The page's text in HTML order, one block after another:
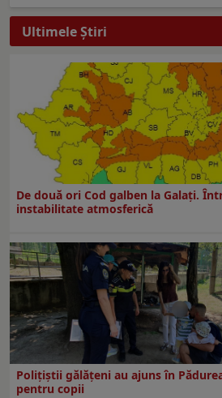
Ultimele Ştiri
De două ori Cod galben la Galaţi.
instabilitate atmosferică
Polițiștii gălățeni au ajuns în
pentru copii